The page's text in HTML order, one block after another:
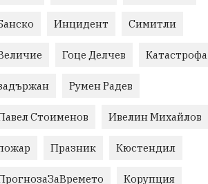
Инцидент Симитли
Гоце Делчев Катастрофа
Румен Радев
Стоименов Ивелин Михайлов
Празник Кюстендил
Корупция